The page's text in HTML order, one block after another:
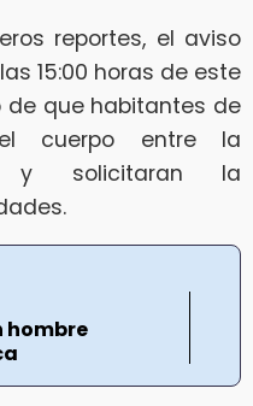
reportes, el aviso
15:00 horas de este
de que habitantes de
cuerpo entre la
y solicitaran la
hombre